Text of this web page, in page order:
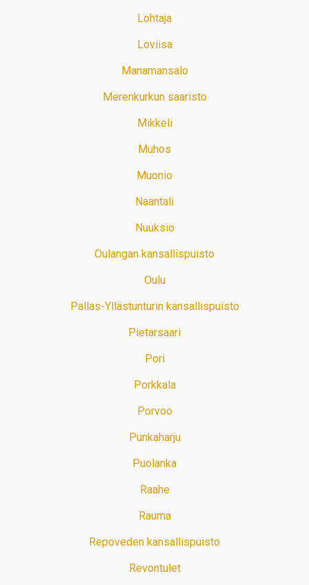
Lohtaja
Loviisa
Manamansalo
Merenkurkun saaristo
Mikkeli
Muhos
Muonio
Naantali
Nuuksio
Oulangan kansallispuisto
Oulu
Pallas-Yllästunturin kansallispuisto
Pietarsaari
Pori
Porkkala
Porvoo
Punkaharju
Puolanka
Raahe
Rauma
Repoveden kansallispuisto
Revontulet